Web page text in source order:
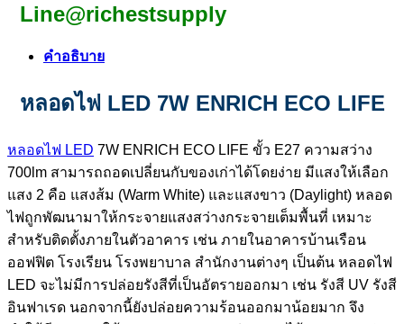
Line@richestsupply
คำอธิบาย
หลอดไฟ LED 7W ENRICH ECO LIFE
หลอดไฟ LED 7W ENRICH ECO LIFE ขั้ว E27 ความสว่าง
700lm สามารถถอดเปลี่ยนกับของเก่าได้โดยง่าย มีแสงให้เลือก
แสง 2 คือ แสงส้ม (Warm White) และแสงขาว (Daylight) หลอด
ไฟถูกพัฒนามาให้กระจายแสงสว่างกระจายเต็มพื้นที่ เหมาะ
สำหรับติดตั้งภายในตัวอาคาร เช่น ภายในอาคารบ้านเรือน
ออฟฟิต โรงเรียน โรงพยาบาล สำนักงานต่างๆ เป็นต้น หลอดไฟ
LED จะไม่มีการปล่อยรังสีที่เป็นอัตรายออกมา เช่น รังสี UV รังสี
อินฟาเรด นอกจากนี้ยังปล่อยความร้อนออกมาน้อยมาก จึง